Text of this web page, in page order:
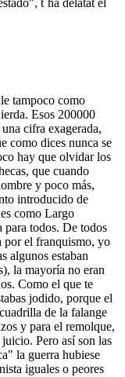
t´ha delatat el
tampoco como
Esos 200000
cifra exagerada,
como dices nunca se
hay que olvidar los
que cuando
y poco más,
introducido de
como Largo
todos. De todos
por el franquismo, yo
algunos estaban
la mayoría no eran
Como el que te
jodido, porque el
de la falange
y para el remolque,
Pero así son las
la guerra hubiese
iguales o peores